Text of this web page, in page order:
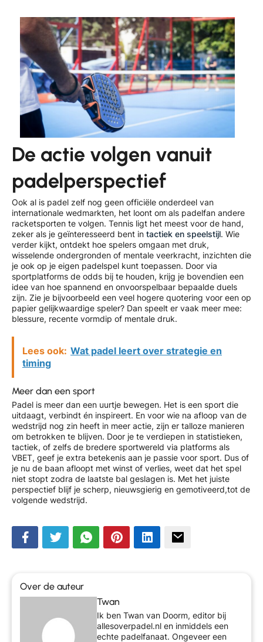
De actie volgen vanuit
padelperspectief
Ook al is padel zelf nog geen officiële onderdeel van
internationale wedmarkten, het loont om als padelfan andere
racketsporten te volgen. Tennis ligt het meest voor de hand,
zeker als je geïnteresseerd bent in tactiek en speelstijl. Wie
verder kijkt, ontdekt hoe spelers omgaan met druk,
wisselende ondergronden of mentale veerkracht, inzichten die
je ook op je eigen padelspel kunt toepassen. Door via
sportplatforms de odds bij te houden, krijg je bovendien een
idee van hoe spannend en onvoorspelbaar bepaalde duels
zijn. Zie je bijvoorbeeld een veel hogere quotering voor een op
papier gelijkwaardige speler? Dan speelt er vaak meer mee:
blessure, recente vormdip of mentale druk.
Lees ook: Wat padel leert over strategie en
timing
Meer dan een sport
Padel is meer dan een uurtje bewegen. Het is een sport die
uitdaagt, verbindt én inspireert. En voor wie na afloop van de
wedstrijd nog zin heeft in meer actie, zijn er talloze manieren
om betrokken te blijven. Door je te verdiepen in statistieken,
tactiek, of zelfs de bredere sportwereld via platforms als
VBET, geef je extra betekenis aan je passie voor sport. Dus of
je nu de baan afloopt met winst of verlies, weet dat het spel
niet stopt zodra de laatste bal geslagen is. Met het juiste
perspectief blijf je scherp, nieuwsgierig en gemotiveerd,tot de
volgende wedstrijd.
Over de auteur
Twan
Ik ben Twan van Doorm, editor bij
allesoverpadel.nl en inmiddels een
echte padelfanaat. Ongeveer een